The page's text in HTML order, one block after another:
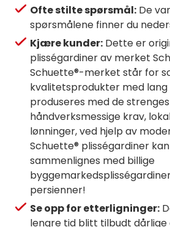
Ofte stilte spørsmål: De
spørsmålene finner du
Kjære kunder: Dette er
plisségardiner av merket
Schuette®-merket står for
kvalitetsprodukter med lang
produseres med de
håndverksmessige krav,
lønninger, ved hjelp av
Schuette® plisségardiner
sammenlignes med billige
persienner!
Se opp for etterligninger:
lengre tid blitt tilbudt